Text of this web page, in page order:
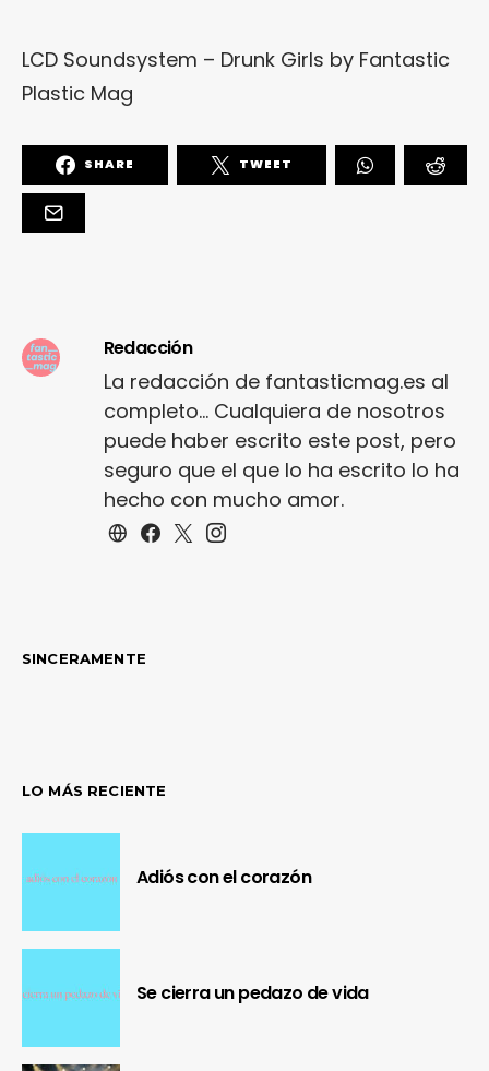
LCD Soundsystem – Drunk Girls by Fantastic
Plastic Mag
SHARE TWEET
Redacción
La redacción de fantasticmag.es al
completo... Cualquiera de nosotros
puede haber escrito este post, pero
seguro que el que lo ha escrito lo ha
hecho con mucho amor.
SINCERAMENTE
LO MÁS RECIENTE
Adiós con el corazón
Se cierra un pedazo de vida